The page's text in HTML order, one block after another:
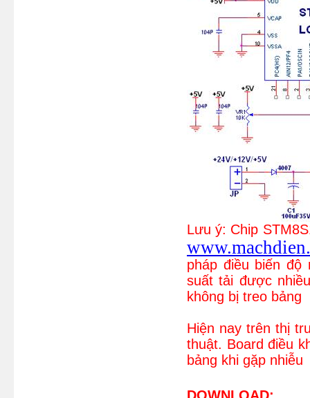
Lưu ý: Chip
pháp điều biến độ
suất tải được
không bị treo bảng
Hiện nay trên thị
thuật. Board điều
bảng khi gặp nhiễu